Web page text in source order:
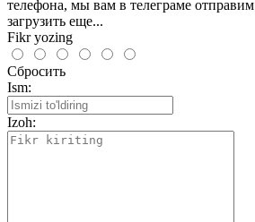
телефона, мы вам в телеграме отправим
загрузить еще...
Fikr yozing
Сбросить
Ism:
Izoh: